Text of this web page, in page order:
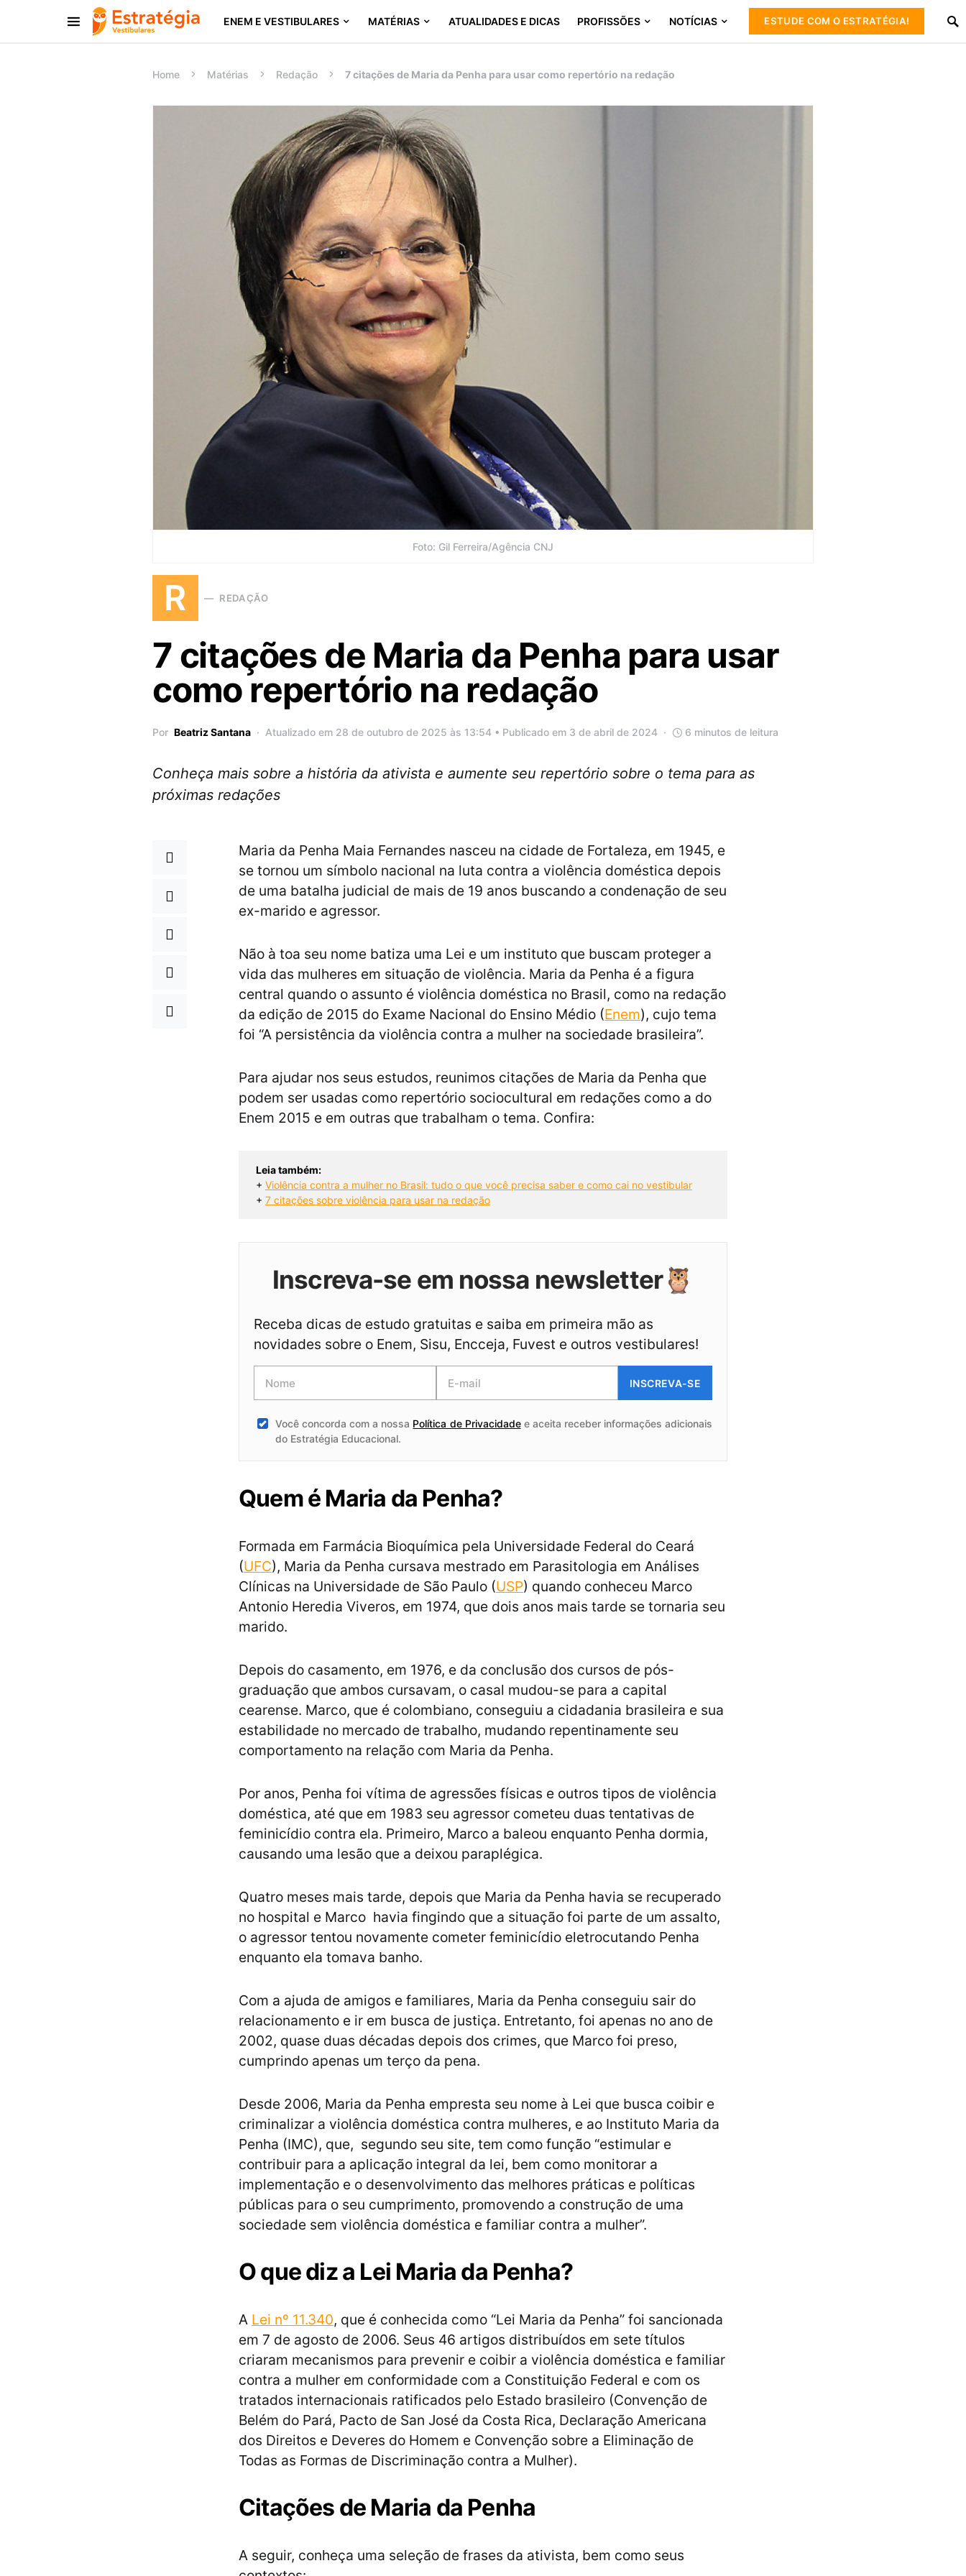
ENEM E VESTIBULARES MATÉRIAS ATUALIDADES E DICAS PROFISSÕES NOTÍCIAS ESTUDE COM O ESTRATÉGIA!
Procurar:
Home Matérias Redação 7 citações de Maria da Penha para usar como repertório na redação
Foto: Gil Ferreira/Agência CNJ
R REDAÇÃO
7 citações de Maria da Penha para usar
como repertório na redação
Por Beatriz Santana Atualizado em 28 de outubro de 2025 às 13:54 • Publicado em 3 de abril de 2024 6 minutos de leitura
Conheça mais sobre a história da ativista e aumente seu repertório sobre o tema para as
próximas redações
Maria da Penha Maia Fernandes nasceu na cidade de Fortaleza, em 1945, e
se tornou um símbolo nacional na luta contra a violência doméstica depois
de uma batalha judicial de mais de 19 anos buscando a condenação de seu
ex-marido e agressor.
Não à toa seu nome batiza uma Lei e um instituto que buscam proteger a
vida das mulheres em situação de violência. Maria da Penha é a figura
central quando o assunto é violência doméstica no Brasil, como na redação
da edição de 2015 do Exame Nacional do Ensino Médio (Enem), cujo tema
foi “A persistência da violência contra a mulher na sociedade brasileira”.
Para ajudar nos seus estudos, reunimos citações de Maria da Penha que
podem ser usadas como repertório sociocultural em redações como a do
Enem 2015 e em outras que trabalham o tema. Confira:
Leia também:
+ Violência contra a mulher no Brasil: tudo o que você precisa saber e como cai no vestibular
+ 7 citações sobre violência para usar na redação
Inscreva-se em nossa newsletter🦉
Receba dicas de estudo gratuitas e saiba em primeira mão as
novidades sobre o Enem, Sisu, Encceja, Fuvest e outros vestibulares!
INSCREVA-SE
Você concorda com a nossa Política de Privacidadee aceita receber informações adicionais
do Estratégia Educacional.
Quem é Maria da Penha?
Formada em Farmácia Bioquímica pela Universidade Federal do Ceará
(UFC), Maria da Penha cursava mestrado em Parasitologia em Análises
Clínicas na Universidade de São Paulo (USP) quando conheceu Marco
Antonio Heredia Viveros, em 1974, que dois anos mais tarde se tornaria seu
marido.
Depois do casamento, em 1976, e da conclusão dos cursos de pós-
graduação que ambos cursavam, o casal mudou-se para a capital
cearense. Marco, que é colombiano, conseguiu a cidadania brasileira e sua
estabilidade no mercado de trabalho, mudando repentinamente seu
comportamento na relação com Maria da Penha.
Por anos, Penha foi vítima de agressões físicas e outros tipos de violência
doméstica, até que em 1983 seu agressor cometeu duas tentativas de
feminicídio contra ela. Primeiro, Marco a baleou enquanto Penha dormia,
causando uma lesão que a deixou paraplégica.
Quatro meses mais tarde, depois que Maria da Penha havia se recuperado
no hospital e Marco havia fingindo que a situação foi parte de um assalto,
o agressor tentou novamente cometer feminicídio eletrocutando Penha
enquanto ela tomava banho.
Com a ajuda de amigos e familiares, Maria da Penha conseguiu sair do
relacionamento e ir em busca de justiça. Entretanto, foi apenas no ano de
2002, quase duas décadas depois dos crimes, que Marco foi preso,
cumprindo apenas um terço da pena.
Desde 2006, Maria da Penha empresta seu nome à Lei que busca coibir e
criminalizar a violência doméstica contra mulheres, e ao Instituto Maria da
Penha (IMC), que, segundo seu site, tem como função “estimular e
contribuir para a aplicação integral da lei, bem como monitorar a
implementação e o desenvolvimento das melhores práticas e políticas
públicas para o seu cumprimento, promovendo a construção de uma
sociedade sem violência doméstica e familiar contra a mulher”.
O que diz a Lei Maria da Penha?
A Lei nº 11.340, que é conhecida como “Lei Maria da Penha” foi sancionada
em 7 de agosto de 2006. Seus 46 artigos distribuídos em sete títulos
criaram mecanismos para prevenir e coibir a violência doméstica e familiar
contra a mulher em conformidade com a Constituição Federal e com os
tratados internacionais ratificados pelo Estado brasileiro (Convenção de
Belém do Pará, Pacto de San José da Costa Rica, Declaração Americana
dos Direitos e Deveres do Homem e Convenção sobre a Eliminação de
Todas as Formas de Discriminação contra a Mulher).
Citações de Maria da Penha
A seguir, conheça uma seleção de frases da ativista, bem como seus